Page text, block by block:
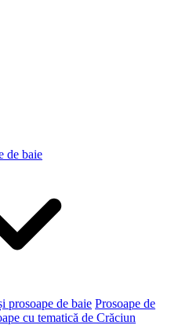
de baie
prosoape de baie Prosoape de
cu tematică de Crăciun